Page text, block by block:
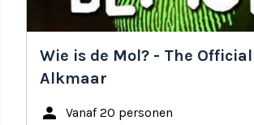
Wie is de Mol? - The
Alkmaar
person Vanaf 20 personen